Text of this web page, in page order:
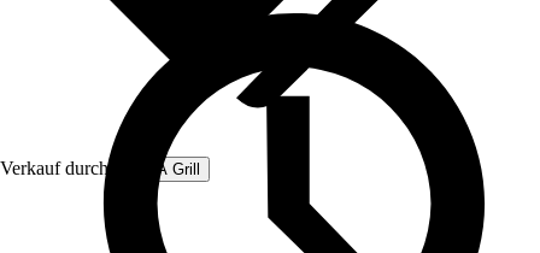
Verkauf durch: GEDA Grill